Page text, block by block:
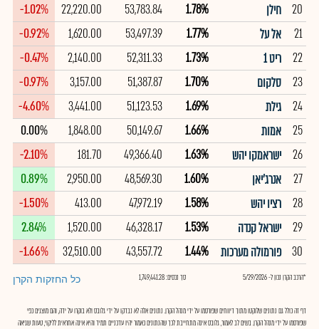
20
חילן 1.78%
53,783.84
22,220.00
-1.02%
21
אל על 1.77%
53,497.39
1,620.00
-0.92%
22
ריט 1 1.73%
52,311.33
2,140.00
-0.47%
23
סלקום 1.70%
51,387.87
3,157.00
-0.97%
24
גילת 1.69%
51,123.53
3,441.00
-4.60%
25
אמות 1.66%
50,149.67
1,848.00
0.00%
26
ישראמקו יהש 1.63%
49,366.40
181.70
-2.10%
27
אנרג'יאן 1.60%
48,569.30
2,950.00
0.89%
28
רציו יהש 1.58%
47,972.19
413.00
-1.50%
29
ישראל קנדה 1.53%
46,328.17
1,520.00
2.84%
30 פורמולה מערכות 1.44%
43,557.72
32,510.00
-1.66%
*הרכב הקרן נכון ל- 5/29/2026 סך נכסים: 1,749,441.28 כל החזקות הקרן
דף זה כולל גם נתונים שלוקטו מתוך דיווחים שפורסמו על ידי מנהל הקרן. נתונים אלה לא נבדקו על ידי גלובס ולא בוקרו על ידה, והם מוצגים כפי
שפורסמו על ידי מנהל הקרן. בשים לב לאמור, גלובס אינה מתחייבת לכך שהנתונים כאמור יהיו עדכניים תמיד והיא אינה אחראית לליקוי, טעות שגיאה